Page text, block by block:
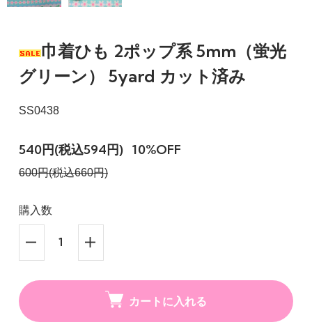
巾着ひも 2ポップ系 5mm（蛍光
グリーン） 5yard カット済み
SS0438
540円(税込594円) 10%OFF
600円(税込660円)
購入数
カートに入れる